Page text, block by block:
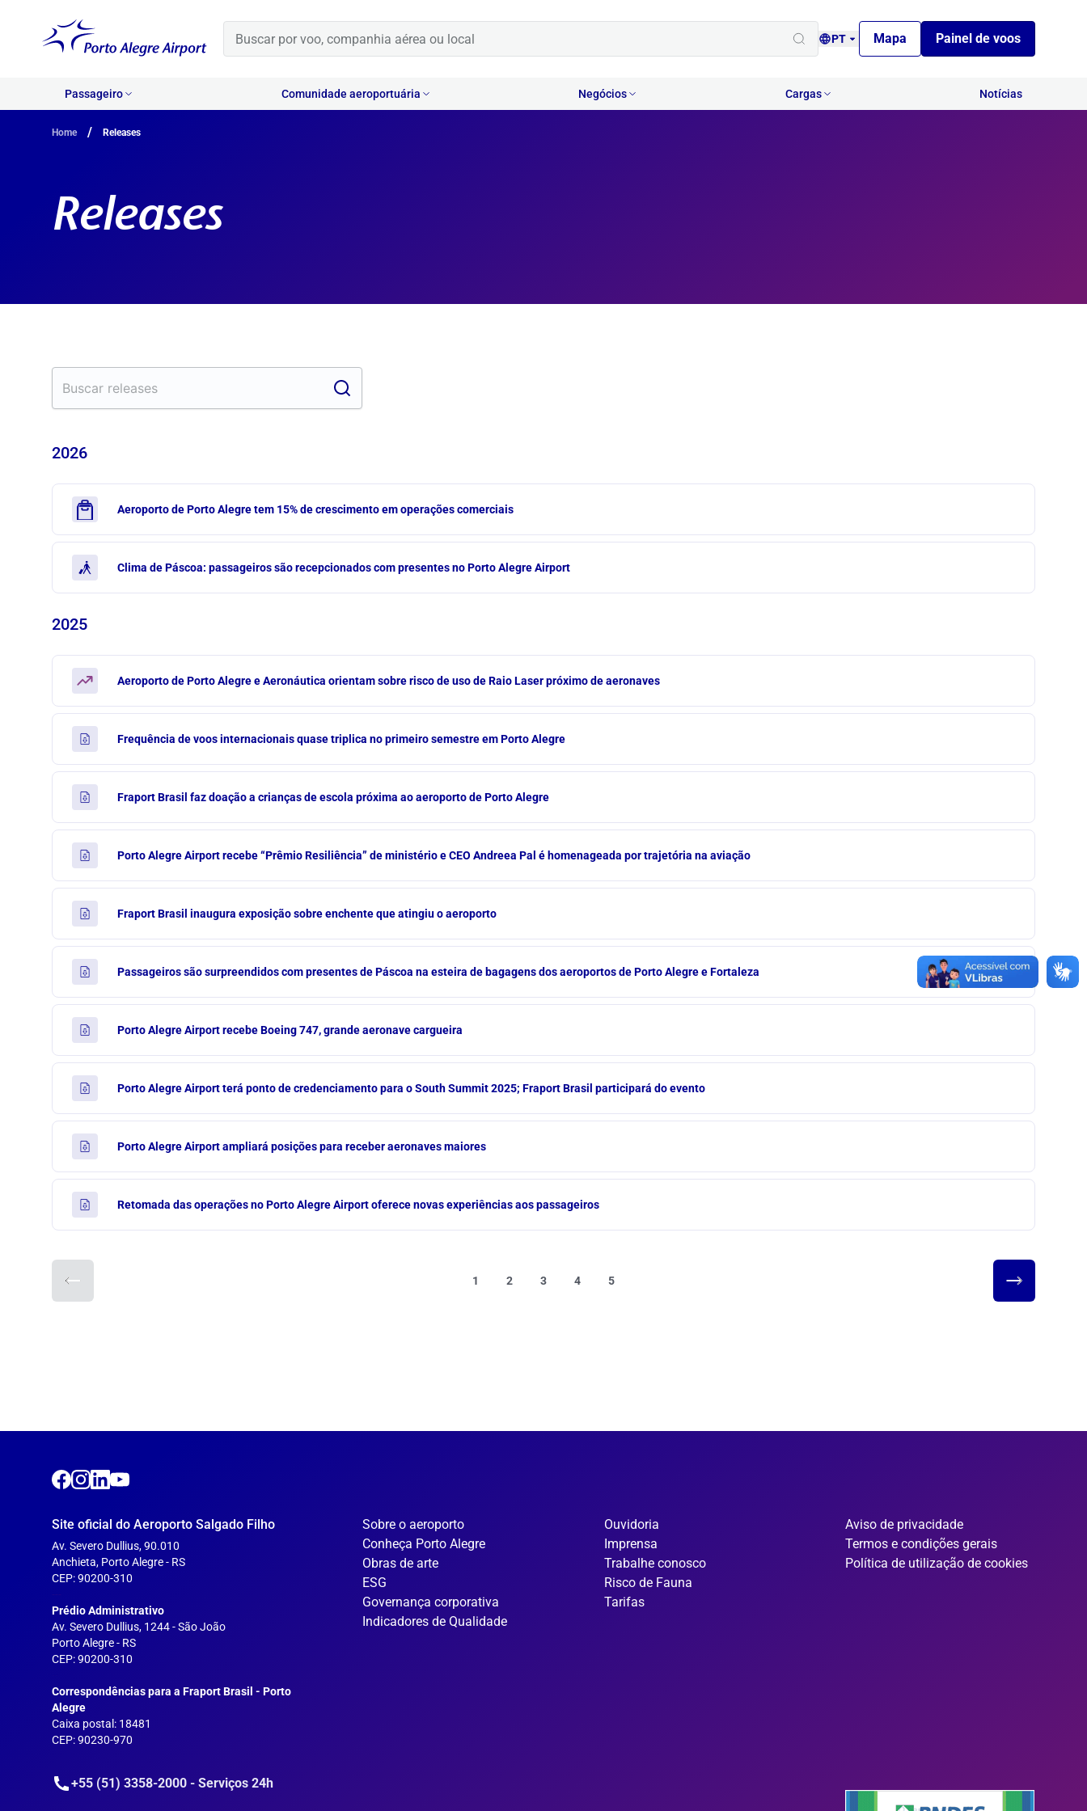
PT Mapa Painel de voos
Passageiro Comunidade aeroportuária Negócios Cargas Notícias
Home / Releases
Releases
2026
Aeroporto de Porto Alegre tem 15% de crescimento em operações comerciais
Clima de Páscoa: passageiros são recepcionados com presentes no Porto Alegre Airport
2025
Aeroporto de Porto Alegre e Aeronáutica orientam sobre risco de uso de Raio Laser próximo de aeronaves
Frequência de voos internacionais quase triplica no primeiro semestre em Porto Alegre
Fraport Brasil faz doação a crianças de escola próxima ao aeroporto de Porto Alegre
Porto Alegre Airport recebe “Prêmio Resiliência” de ministério e CEO Andreea Pal é homenageada por trajetória na aviação
Fraport Brasil inaugura exposição sobre enchente que atingiu o aeroporto
Passageiros são surpreendidos com presentes de Páscoa na esteira de bagagens dos aeroportos de Porto Alegre e Fortaleza
Porto Alegre Airport recebe Boeing 747, grande aeronave cargueira
Porto Alegre Airport terá ponto de credenciamento para o South Summit 2025; Fraport Brasil participará do evento
Porto Alegre Airport ampliará posições para receber aeronaves maiores
Retomada das operações no Porto Alegre Airport oferece novas experiências aos passageiros
1 2 3 4 5
Site oficial do Aeroporto Salgado Filho
Av. Severo Dullius, 90.010
Anchieta, Porto Alegre - RS
CEP: 90200-310
Prédio Administrativo
Av. Severo Dullius, 1244 - São João
Porto Alegre - RS
CEP: 90200-310
Correspondências para a Fraport Brasil - Porto
Alegre
Caixa postal: 18481
CEP: 90230-970
+55 (51) 3358-2000 - Serviços 24h
Sobre o aeroporto
Conheça Porto Alegre
Obras de arte
ESG
Governança corporativa
Indicadores de Qualidade
Ouvidoria
Imprensa
Trabalhe conosco
Risco de Fauna
Tarifas
Aviso de privacidade
Termos e condições gerais
Política de utilização de cookies